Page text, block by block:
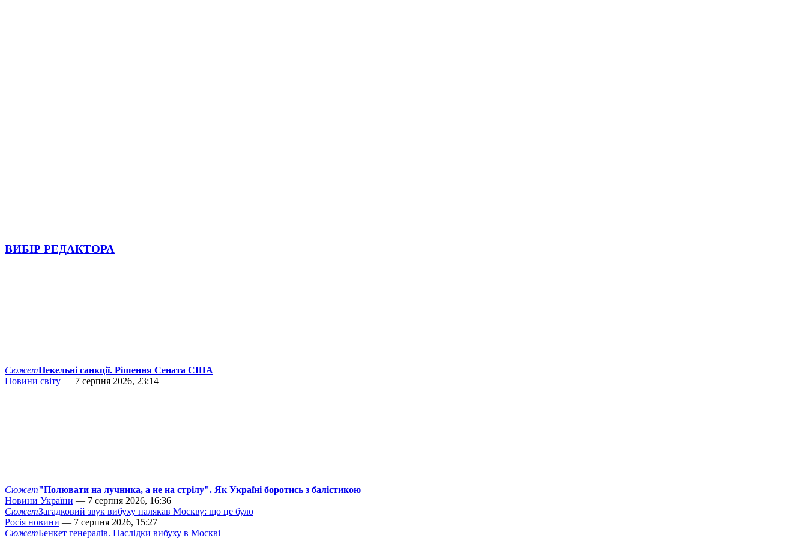
ВИБІР РЕДАКТОРА
СюжетПекельні санкції. Рішення Сената США
Новини світу — 7 серпня 2026, 23:14
Сюжет"Полювати на лучника, а не на стрілу". Як Україні боротись з балістикою
Новини України — 7 серпня 2026, 16:36
СюжетЗагадковий звук вибуху налякав Москву: що це було
Росія новини — 7 серпня 2026, 15:27
СюжетБенкет генералів. Наслідки вибуху в Москві